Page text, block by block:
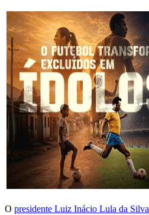
O presidente Luiz Inácio Lula da Silva